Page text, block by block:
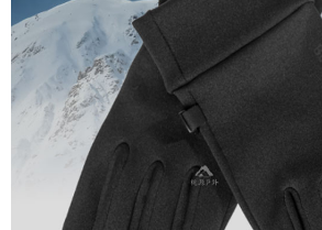
https://aftee.tw/terms/#terms3
３．未成年的使用者請事先徵得法定代理人或監
「AFTEE先享後付」，若未經同意申辦者引起之
４．使用「AFTEE先享後付」時，將依據個別帳
時審查核予不同之上限額度；若仍有額度不足之
請求用戶進行身份認證。
５．嚴禁一人註冊多個帳號或使用他人資訊註冊。
恩沛科技股份有限公司將有權停止該用戶之使用額
宅配到府
每筆NT$100，滿NT$1,000(含以上)免運費
桃源戶外門市取貨
每筆NT$100，滿NT$1,000(含以上)免運費
每筆NT$100，滿NT$1,000(含以上)免運費